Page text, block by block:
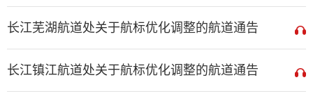
长江芜湖航道处关于航标优化调整的航道通告
长江镇江航道处关于航标优化调整的航道通告